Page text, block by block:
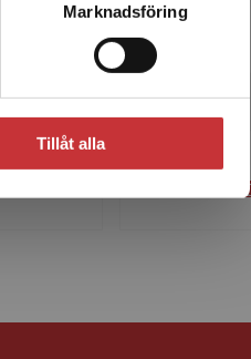
Marknadsföring
Tillåt alla